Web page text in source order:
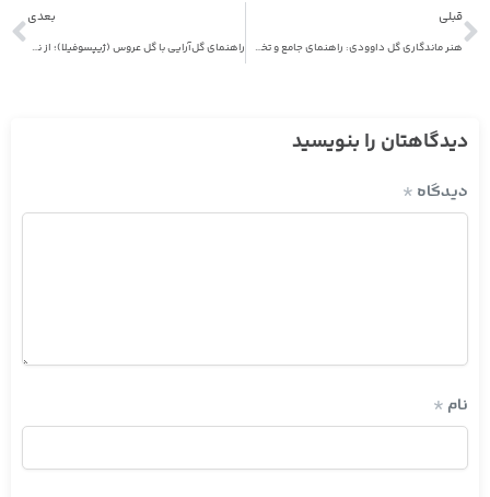
قبلی
هنر ماندگاری گل داوودی: راهنمای جامع و تخصصی نگهداری
بعدی
راهنمای گل‌آرایی با گل عروس (ژیپسوفیلا)؛ از نگهداری تا اصول حرفه‌ای
دیدگاهتان را بنویسید
دیدگاه *
نام *